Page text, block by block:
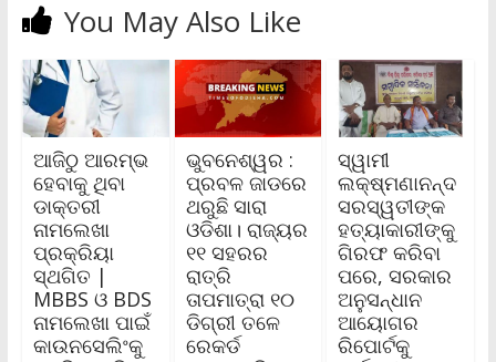
You May Also Like
ଆଜିଠୁ ଆରମ୍ଭ
ହେବାକୁ ଥିବା
ଡାକ୍ତରୀ
ନାମଲେଖା
ପ୍ରକ୍ରିୟା
ସ୍ଥଗିତ |
MBBS ଓ BDS
ନାମଲେଖା ପାଇଁ
କାଉନସେଲିଂକୁ
ଭୁବନେଶ୍ୱର :
ପ୍ରବଳ ଜାଡରେ
ଥରୁଛି ସାରା
ଓଡିଶା। ରାଜ୍ୟର
୧୧ ସହରର
ରାତ୍ରି
ତାପମାତ୍ରା ୧୦
ଡିଗ୍ରୀ ତଳେ
ରେକର୍ଡ
ସ୍ୱାମୀ
ଲକ୍ଷ୍ମଣାନନ୍ଦ
ସରସ୍ୱତୀଙ୍କ
ହତ୍ୟାକାରୀଙ୍କୁ
ଗିରଫ କରିବା
ପରେ, ସରକାର
ଅନୁସନ୍ଧାନ
ଆୟୋଗର
ରିପୋର୍ଟକୁ